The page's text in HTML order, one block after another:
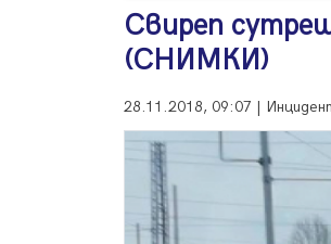
Свиреп
(СНИМКИ)
28.11.2018, 09:07 |